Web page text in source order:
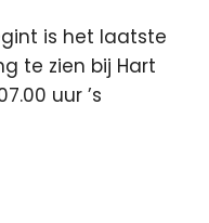
is het laatste
te zien bij Hart
uur ’s